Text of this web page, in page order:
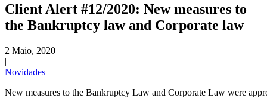
Client Alert #12/2020: New measures to
the Bankruptcy law and Corporate law
2 Maio, 2020
|
Novidades
New measures to the Bankruptcy Law and Corporate Law were